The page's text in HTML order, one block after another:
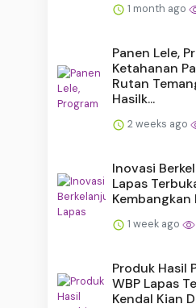
1 month ago
Panen Lele,
Ketahanan
Rutan
Hasilk...
2 weeks ago
Inovasi
Lapas
Kembangkan
1 week ago
Produk Hasil
WBP Lapas
Kendal Kian